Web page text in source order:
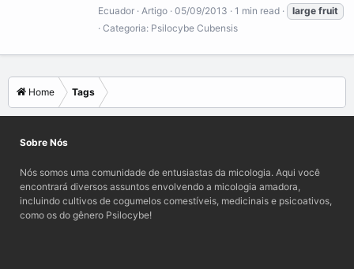
Ecuador Artigo 05/09/2013 1 min read large fruit
Categoria: Psilocybe Cubensis
Home Tags
Sobre Nós
Nós somos uma comunidade de entusiastas da micologia. Aqui você
encontrará diversos assuntos envolvendo a micologia amadora,
incluindo cultivos de cogumelos comestíveis, medicinais e psicoativos,
como os do gênero Psilocybe!